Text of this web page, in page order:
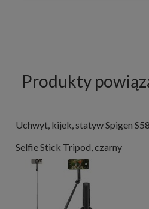
Produkty
Uchwyt, kijek, statyw Spigen
Selfie Stick Tripod, czarny